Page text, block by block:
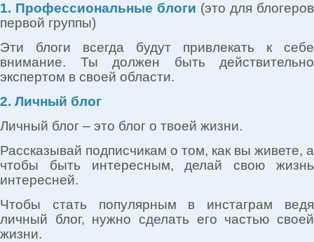
1. Профессиональные блоги (это для блогеров
первой группы)
Эти блоги всегда будут привлекать к себе
внимание. Ты должен быть действительно
экспертом в своей области.
2. Личный блог
Личный блог – это блог о твоей жизни.
Рассказывай подписчикам о том, как вы живете, а
чтобы быть интересным, делай свою жизнь
интересней.
Чтобы стать популярным в инстаграм ведя
личный блог, нужно сделать его частью своей
жизни.